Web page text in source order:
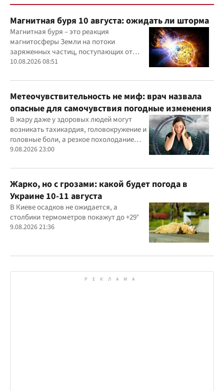
Магнитная буря 10 августа: ожидать ли шторма
Магнитная буря – это реакция
магнитосферы Земли на потоки
заряженных частиц, поступающих от
Солнца
10.08.2026 08:51
Метеочувствительность не миф: врач назвала
опасные для самочувствия погодные изменения
В жару даже у здоровых людей могут
возникать тахикардия, головокружение и
головные боли, а резкое похолодание
способно провоцировать спазм сосудов и
9.08.2026 23:00
Жарко, но с грозами: какой будет погода в
Украине 10-11 августа
В Киеве осадков не ожидается, а
столбики термометров покажут до +29°
9.08.2026 21:36